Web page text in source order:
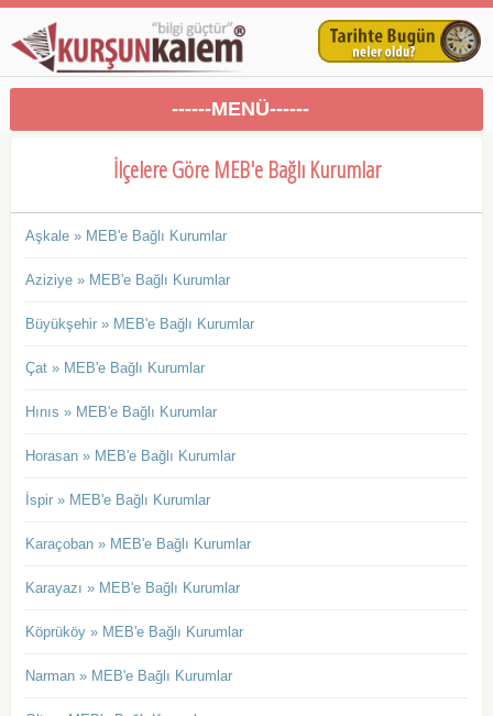
------MENÜ------
İlçelere Göre MEB'e Bağlı Kurumlar
Aşkale » MEB'e Bağlı Kurumlar
Aziziye » MEB'e Bağlı Kurumlar
Büyükşehir » MEB'e Bağlı Kurumlar
Çat » MEB'e Bağlı Kurumlar
Hınıs » MEB'e Bağlı Kurumlar
Horasan » MEB'e Bağlı Kurumlar
İspir » MEB'e Bağlı Kurumlar
Karaçoban » MEB'e Bağlı Kurumlar
Karayazı » MEB'e Bağlı Kurumlar
Köprüköy » MEB'e Bağlı Kurumlar
Narman » MEB'e Bağlı Kurumlar